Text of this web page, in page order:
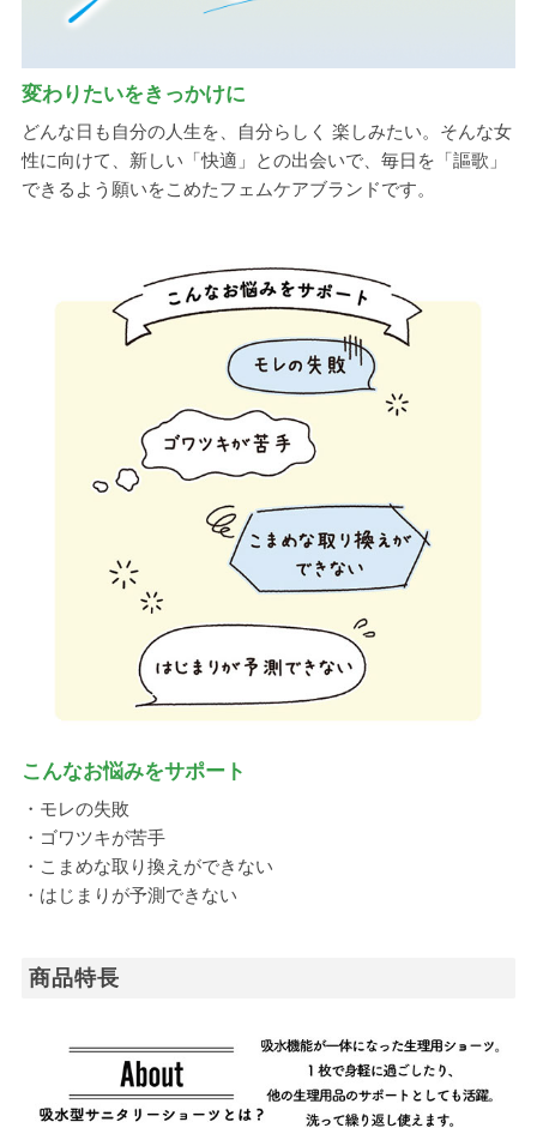
変わりたいをきっかけに
どんな日も自分の人生を、自分らしく 楽しみたい。そんな女
性に向けて、新しい「快適」との出会いで、毎日を「謳歌」
できるよう願いをこめたフェムケアブランドです。
こんなお悩みをサポート
・モレの失敗
・ゴワツキが苦手
・こまめな取り換えができない
・はじまりが予測できない
商品特長